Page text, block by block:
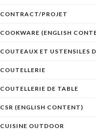
CONTRACT/PROJET
COOKWARE (ENGLISH
COUTEAUX ET USTENSILES
COUTELLERIE
COUTELLERIE DE TABLE
CSR (ENGLISH CONTENT)
CUISINE OUTDOOR